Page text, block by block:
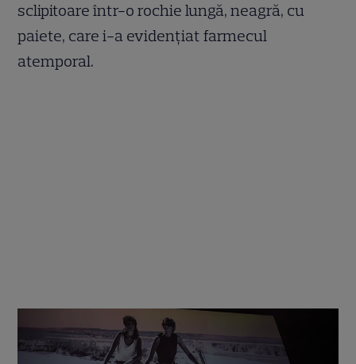
sclipitoare într-o rochie lungă, neagră, cu
paiete, care i-a evidențiat farmecul
atemporal.